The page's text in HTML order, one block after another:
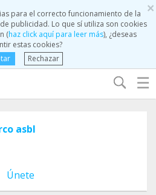
×
para el correcto funcionamiento de la
publicidad. Lo que sí utiliza son cookies
(haz click aquí para leer más), ¿deseas
estas cookies?
Rechazar
☰
asbl
Únete